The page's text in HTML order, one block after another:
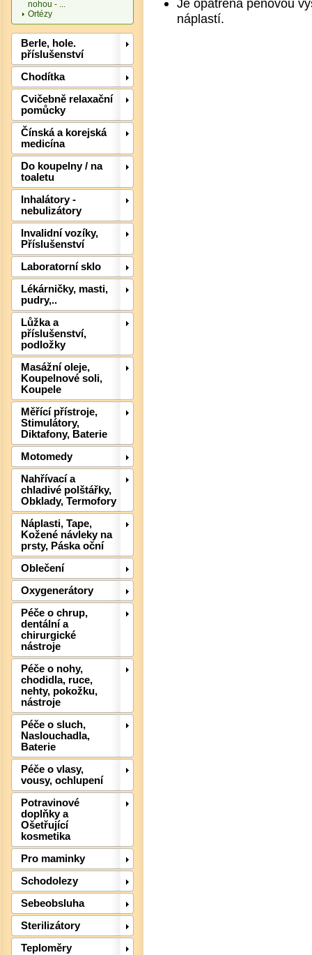
nohou - ...
Ortézy
Berle, hole.
příslušenství
Chodítka
Cvičebně relaxační
pomůcky
Čínská a korejská
medicína
Do koupelny / na
toaletu
Inhalátory -
nebulizátory
Invalidní vozíky,
Příslušenství
Laboratorní sklo
Lékárničky, masti,
pudry,..
Lůžka a
příslušenství,
podložky
Masážní oleje,
Koupelnové soli,
Koupele
Měřící přístroje,
Stimulátory,
Diktafony, Baterie
Motomedy
Nahřívací a
chladivé polštářky,
Obklady, Termofory
Náplasti, Tape,
Kožené návleky na
prsty, Páska oční
Oblečení
Oxygenerátory
Péče o chrup,
dentální a
chirurgické
nástroje
Péče o nohy,
chodidla, ruce,
nehty, pokožku,
nástroje
Péče o sluch,
Naslouchadla,
Baterie
Péče o vlasy,
vousy, ochlupení
Potravinové
doplňky a
Ošetřující
kosmetika
Pro maminky
Schodolezy
Sebeobsluha
Sterilizátory
Teploměry
Je opatřena pěnovou
náplastí.